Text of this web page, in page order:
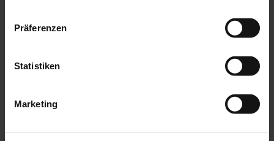
Präferenzen
Statistiken
Marketing